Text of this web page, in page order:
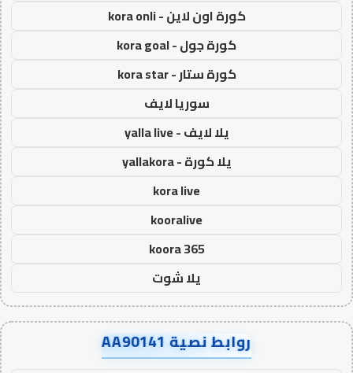
كورة اون لاين - kora onli
كورة جول - kora goal
كورة ستار - kora star
سوريا لايف
يلا لايف - yalla live
يلا كورة - yallakora
kora live
kooralive
koora 365
يلا شوت
روابط نصية AA90141